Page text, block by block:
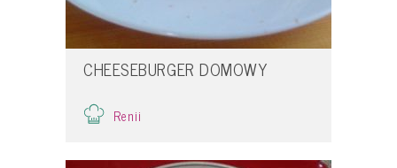
CHEESEBURGER DOMOWY
Renii